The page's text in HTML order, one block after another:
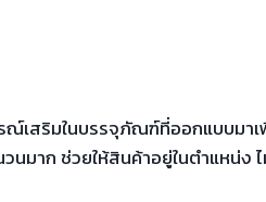
เสริมในบรรจุภัณฑ์ที่ออกแบบมาเ
มาก ช่วยให้สินค้าอยู่ในตำแหน่ง